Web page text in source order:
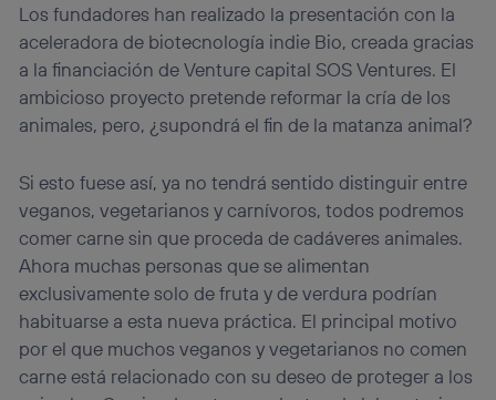
Los fundadores han realizado la presentación con la
aceleradora de biotecnología indie Bio, creada gracias
a la financiación de Venture capital SOS Ventures. El
ambicioso proyecto pretende reformar la cría de los
animales, pero, ¿supondrá el fin de la matanza animal?
Si esto fuese así, ya no tendrá sentido distinguir entre
veganos, vegetarianos y carnívoros, todos podremos
comer carne sin que proceda de cadáveres animales.
Ahora muchas personas que se alimentan
exclusivamente solo de fruta y de verdura podrían
habituarse a esta nueva práctica. El principal motivo
por el que muchos veganos y vegetarianos no comen
carne está relacionado con su deseo de proteger a los